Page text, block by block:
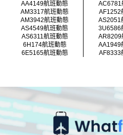
AA4149航班動態
AC6781
AM3317航班動態
AF1252
AM3942航班動態
AS2051
AS4549航班動態
3U6586
AS6311航班動態
AR8209
6H174航班動態
AA1949
6E5165航班動態
AF8333